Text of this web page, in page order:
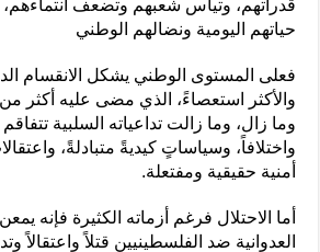
قدراتهم، وتيأس شعبهم وتضعف
حياتهم اليومية ونضالهم الوطني
فعلى المستوى الوطني يشكل الانقسام
والأكثر استعصاءً، الذي مضى عليه
وما زال، وما زالت تداعياته السلبية
واختلافاً، وسياساتٍ كيديةً متبادلةً،
أمنية حقيقية ومفتعلة.
أما الاحتلال فرغم أزماته الكثيرة فإنه
العدوانية ضد الفلسطينيين قتلاً واعتقالاً